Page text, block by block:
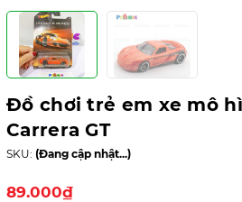
Đồ chơi trẻ em xe mô
Carrera GT
SKU: (Đang cập nhật...)
89.000₫